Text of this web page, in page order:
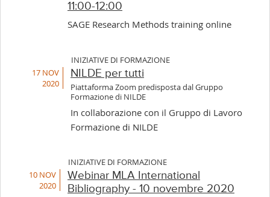
11:00-12:00
SAGE Research Methods training online
INIZIATIVE DI FORMAZIONE
17 NOV
2020
NILDE per tutti
Piattaforma Zoom predisposta dal Gruppo
Formazione di NILDE
In collaborazione con il Gruppo di Lavoro
Formazione di NILDE
INIZIATIVE DI FORMAZIONE
10 NOV
2020
Webinar MLA International
Bibliography - 10 novembre 2020